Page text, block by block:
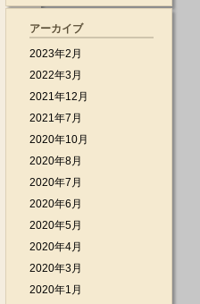
アーカイブ
2023年2月
2022年3月
2021年12月
2021年7月
2020年10月
2020年8月
2020年7月
2020年6月
2020年5月
2020年4月
2020年3月
2020年1月